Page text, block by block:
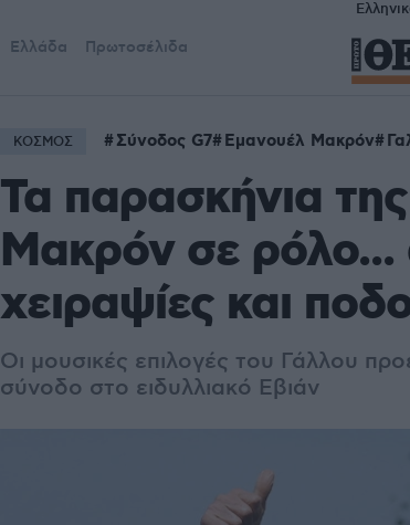
Ελλάδα Πρωτοσέλιδα
ΚΟΣΜΟΣ Σύνοδος G7 Εμανουέλ Μακρόν
Τα παρασκήνια
Μακρόν σε ρόλο...
χειραψίες και
Οι μουσικές επιλογές του Γάλλου
σύνοδο στο ειδυλλιακό Εβιάν